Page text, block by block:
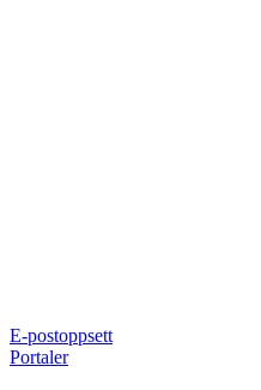
E-postoppsett
Portaler